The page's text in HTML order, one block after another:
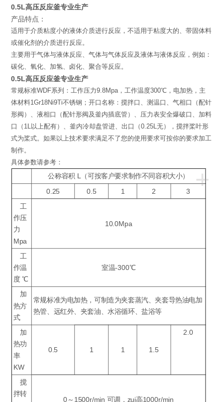
0.5L高压反应釜专业生产
产品特点：
适用于介质粘度小的液体介质进行反应，不适用于粘度大的、带固体料
或催化剂的介质进行反应。
主要用于气体与液体反应、气体与气体反应及液体与液体反应，例如：
碳化、氧化、加氢、卤化、聚合等反应。
0.5L高压反应釜专业生产
常规标准WDF系列：工作压力9.8Mpa，工作温度300℃，电加热，主
体材料1Gr18Ni9Ti不锈钢；开口名称：搅拌口、测温口、气相口（配针
形阀）、液相口（配针形阀及釜内插底管）、压力表安全爆破口、加料
口（1L以上配有）、釜内冷却盘管进、出口（0.25L无），搅拌桨叶形
式为桨式。如果以上技术要求满足不了您的使用要求可按你的要求加工
制作。
具体参数请参考：
+
公称容积 L（可按客户要求制作不同容积大小）
0.25
0.5 1 2 3
工
作压
力
Mpa
10.0Mpa
工
作温
度 ℃
室温-300℃
加
热方
式
常规标准为电加热，可制造为夹套蒸汽、夹套导热油电加
热管、远红外、夹套油、水浴循环、盐浴等
加
热功
率
KW
0.5 1 1 1.5
2.0
搅
拌转
0～1500r/min 可调，zui高1000r/min